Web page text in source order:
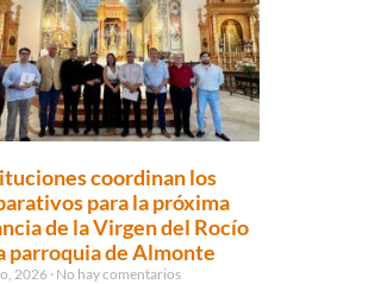
coordinan los
para la próxima
de la Virgen del Rocío
parroquia de Almonte
2026 No hay comentarios